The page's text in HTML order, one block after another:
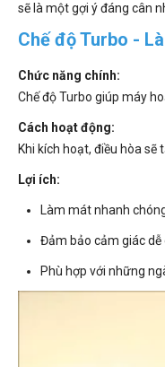
sẽ là một gợi ý đáng cân
Chế độ Turbo -
Chức năng chính:
Chế độ Turbo giúp máy
Cách hoạt động:
Khi kích hoạt, điều hòa
Lợi ích:
Làm mát nhanh
Đảm bảo cảm giác dễ
Phù hợp với những